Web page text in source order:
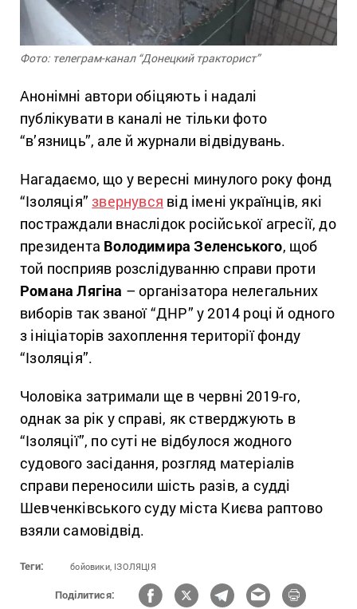
Фото: телеграм-канал “Донецкий тракторист”
Анонімні автори обіцяють і надалі
публікувати в каналі не тільки фото
“в’язниць”, але й журнали відвідувань.
Нагадаємо, що у вересні минулого року фонд
“Ізоляція”звернувся від імені українців, які
постраждали внаслідок російської агресії, до
президента Володимира Зеленського, щоб
той посприяв розслідуванню справи проти
Романа Лягіна – організатора нелегальних
виборів так званої “ДНР” у 2014 році й одного
з ініціаторів захоплення території фонду
“Ізоляція”.
Чоловіка затримали ще в червні 2019-го,
однак за рік у справі, як стверджують в
“Ізоляції”, по суті не відбулося жодного
судового засідання, розгляд матеріалів
справи переносили шість разів, а судді
Шевченківського суду міста Києва раптово
взяли самовідвід.
Теги: бойовики, ІЗОЛЯЦІЯ
Поділитися: